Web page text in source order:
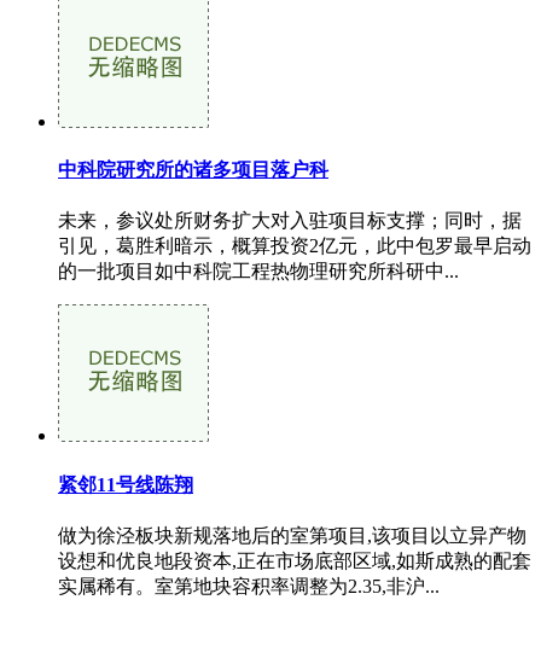
中科院研究所的诸多项目落户科
未来，参议处所财务扩大对入驻项目标支撑；同时，据
引见，葛胜利暗示，概算投资2亿元，此中包罗最早启动
的一批项目如中科院工程热物理研究所科研中...
紧邻11号线陈翔
做为徐泾板块新规落地后的室第项目,该项目以立异产物
设想和优良地段资本,正在市场底部区域,如斯成熟的配套
实属稀有。室第地块容积率调整为2.35,非沪...